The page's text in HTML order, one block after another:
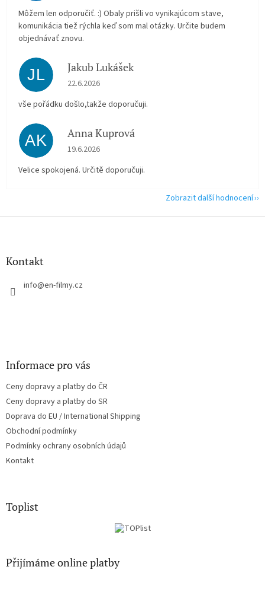
Môžem len odporučiť. :) Obaly prišli vo vynikajúcom stave,
komunikácia tiež rýchla keď som mal otázky. Určite budem
objednávať znovu.
JL Jakub Lukášek
Hodnocení obchodu je 5 z 5 hvězdiček.
22.6.2026
vše pořádku došlo,takže doporučuji.
AK Anna Kuprová
Hodnocení obchodu je 5 z 5 hvězdiček.
19.6.2026
Velice spokojená. Určitě doporučuji.
Zobrazit další hodnocení
Z
Kontakt
info@en-filmy.cz
Informace pro vás
Ceny dopravy a platby do ČR
Ceny dopravy a platby do SR
Doprava do EU / International Shipping
Obchodní podmínky
Podmínky ochrany osobních údajů
Kontakt
Toplist
Přijímáme online platby